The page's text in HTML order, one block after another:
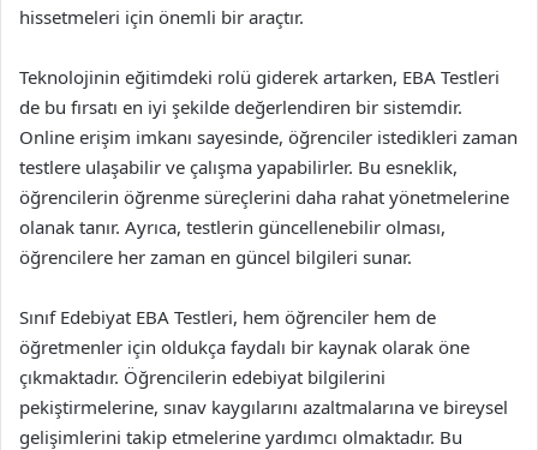
hissetmeleri için önemli bir araçtır.
Teknolojinin eğitimdeki rolü giderek artarken, EBA Testleri
de bu fırsatı en iyi şekilde değerlendiren bir sistemdir.
Online erişim imkanı sayesinde, öğrenciler istedikleri zaman
testlere ulaşabilir ve çalışma yapabilirler. Bu esneklik,
öğrencilerin öğrenme süreçlerini daha rahat yönetmelerine
olanak tanır. Ayrıca, testlerin güncellenebilir olması,
öğrencilere her zaman en güncel bilgileri sunar.
Sınıf Edebiyat EBA Testleri, hem öğrenciler hem de
öğretmenler için oldukça faydalı bir kaynak olarak öne
çıkmaktadır. Öğrencilerin edebiyat bilgilerini
pekiştirmelerine, sınav kaygılarını azaltmalarına ve bireysel
gelişimlerini takip etmelerine yardımcı olmaktadır. Bu